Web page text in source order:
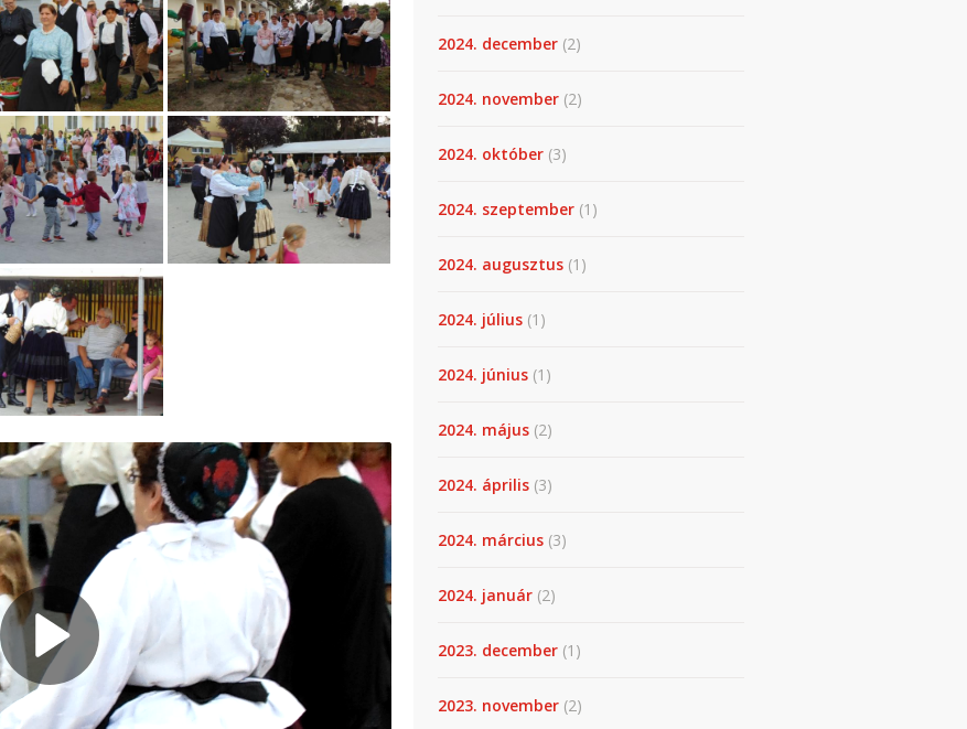
2024. december (2)
2024. november (2)
2024. október (3)
2024. szeptember (1)
2024. augusztus (1)
2024. július (1)
2024. június (1)
2024. május (2)
2024. április (3)
2024. március (3)
2024. január (2)
2023. december (1)
2023. november (2)